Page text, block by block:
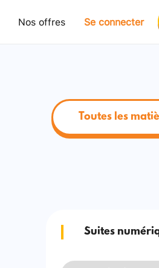
Nos offres Se connecter
Toutes les
Suites